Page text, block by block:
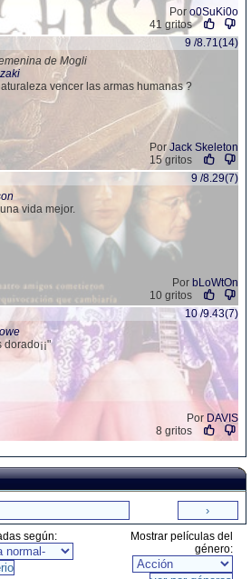
Por o0SuKi0o
41 gritos
9 /8.71(14)
de Mogli
vencer las armas humanas ?
PorJack Skeleton
15 gritos
9 /8.29(7)
vida mejor.
Por bLoWtOn
10 gritos
10 /9.43(7)
Por DAVIS
8 gritos
según:
Mostrar películas del
género: